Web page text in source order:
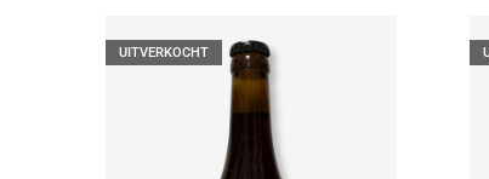
UITVERKOCHT